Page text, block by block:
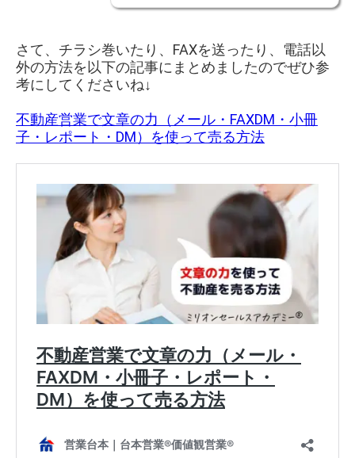
さて、チラシ巻いたり、FAXを送ったり、電話以
外の方法を以下の記事にまとめましたのでぜひ参
考にしてくださいね↓
不動産営業で文章の力（メール・FAXDM・小冊
子・レポート・DM）を使って売る方法